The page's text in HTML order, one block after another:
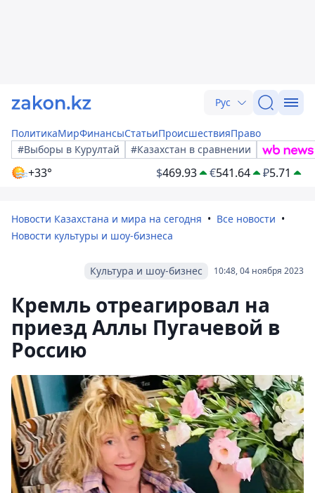
Рус
ПолитикаМирФинансыСтатьиПроисшествияПраво
#Выборы в Курултай
#Казахстан в сравнении
+33° $469.93 €541.64 ₽5.71
Новости Казахстана и мира на сегодня
Все новости
Новости культуры и шоу-бизнеса
10:48, 04 ноября 2023
Культура и шоу-бизнес
Кремль отреагировал на
приезд Аллы Пугачевой в
Россию